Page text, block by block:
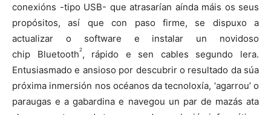
conexións -tipo USB- que atrasarían aínda máis os seus
propósitos, así que con paso firme, se dispuxo a
actualizar o software e instalar un novidoso
chip Bluetooth2, rápido e sen cables segundo lera.
Entusiasmado e ansioso por descubrir o resultado da súa
próxima inmersión nos océanos da tecnoloxía, ‘agarrou’ o
paraugas e a gabardina e navegou un par de mazás ata